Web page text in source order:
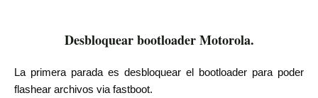
Desbloquear bootloader Motorola.
La primera parada es desbloquear el bootloader para poder
flashear archivos via fastboot.